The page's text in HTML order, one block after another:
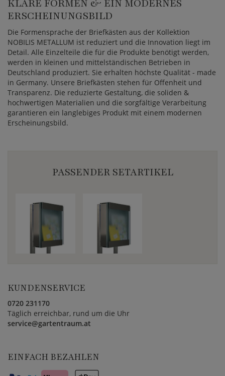
KLARE FORMEN & EIN MODERNES
ERSCHEINUNGSBILD
Die Formensprache der Briefkästen aus der Kollektion
NOBILIS METALLUM ist reduziert und die Innovation liegt im
Detail. Alle Einzelteile die für die Produkte benötigt werden,
werden in kleinen und mittelständischen Betrieben in
Deutschland produziert. Sie erhalten höchste Qualität - made
in Germany. Unsere Briefkästen stehen für Offenheit und
Transparenz. Die reduzierte Gestaltung, die soliden &
hochwertigen Materialien und die sorgfältige Verarbeitung
garantieren ein langlebiges Produkt mit einem modernen
Erscheinungsbild.
PASSENDER SETARTIKEL
KUNDENSERVICE
0720 231170
Täglich erreichbar, rund um die Uhr
service@gartentraum.at
EINFACH BEZAHLEN